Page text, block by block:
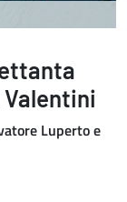
Valentini
Luperto e